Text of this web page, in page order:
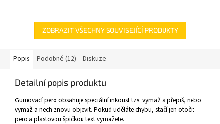
ZOBRAZIT VŠECHNY SOUVISEJÍCÍ PRODUKTY
Popis Podobné (12) Diskuze
Detailní popis produktu
Gumovací pero obsahuje speciální inkoust tzv. vymaž a přepiš, nebo
vymaž a nech znovu objevit. Pokud uděláte chybu, stačí jen otočit
pero a plastovou špičkou text vymažete.